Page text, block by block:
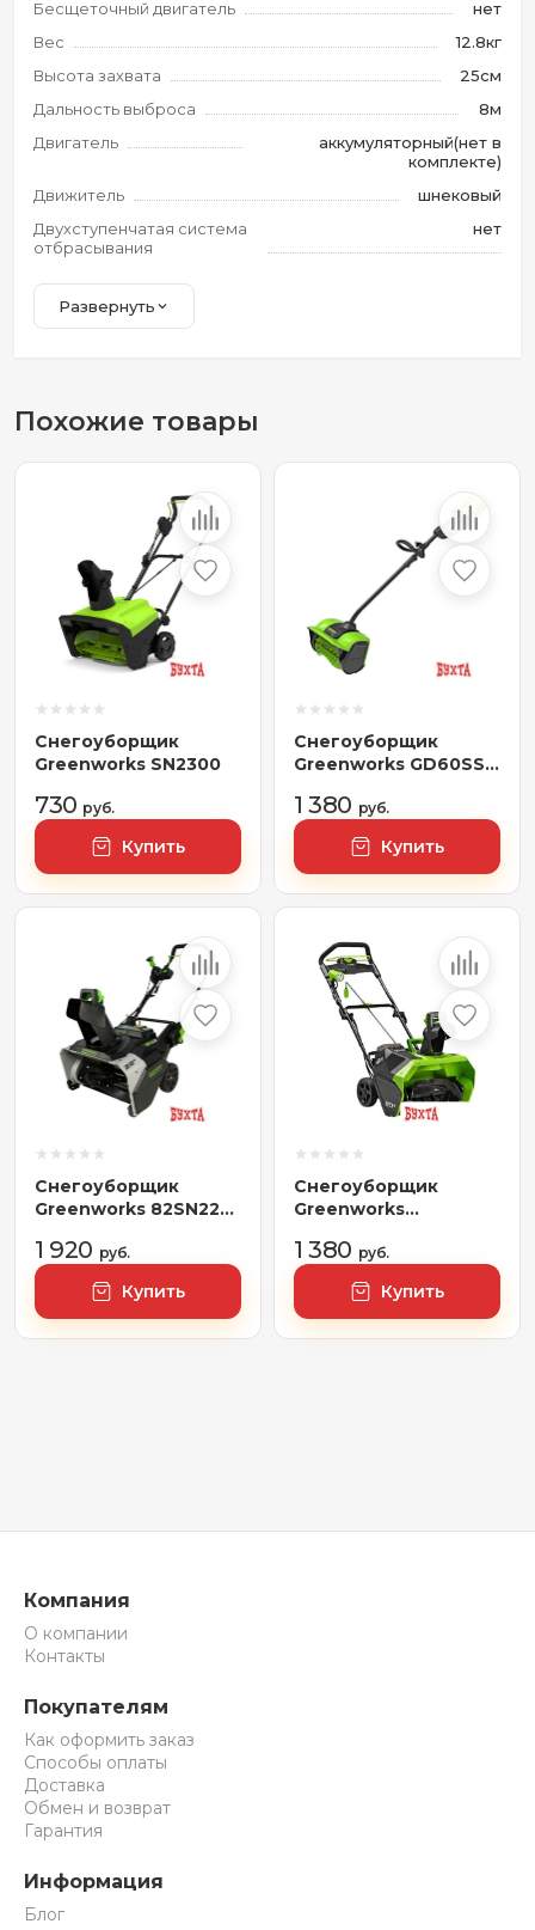
Бесщеточный двигатель
нет
Вес
12.8кг
Высота захвата
25см
Дальность выброса
8м
Двигатель
аккумуляторный(нет в
комплекте)
Движитель
шнековый
Двухступенчатая система
отбрасывания
нет
Развернуть
Похожие товары
Снегоуборщик
Greenworks SN2300
730 руб.
Купить
Снегоуборщик
Greenworks GD60SS
1 380 руб.
Купить
Снегоуборщик
Greenworks 82SN22
1 920 руб.
Купить
Снегоуборщик
Greenworks
4000 mAh)
1 380 руб.
Купить
Компания
О компании
Контакты
Покупателям
Как оформить заказ
Способы оплаты
Доставка
Обмен и возврат
Гарантия
Информация
Блог